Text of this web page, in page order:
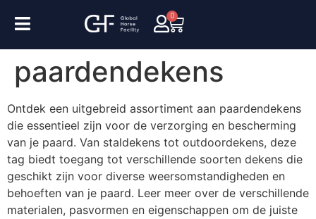
0
paardendekens
Ontdek een uitgebreid assortiment aan paardendekens
die essentieel zijn voor de verzorging en bescherming
van je paard. Van staldekens tot outdoordekens, deze
tag biedt toegang tot verschillende soorten dekens die
geschikt zijn voor diverse weersomstandigheden en
behoeften van je paard. Leer meer over de verschillende
materialen, pasvormen en eigenschappen om de juiste